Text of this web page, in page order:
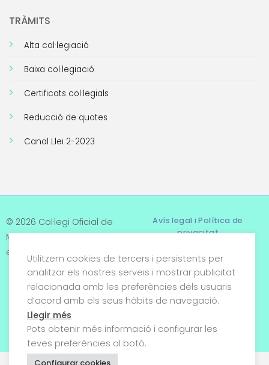
TRÀMITS
Alta col·legiació
Baixa col·legiació
Certificats col·legials
Reducció de quotes
Canal Llei 2-2023
© 2026 Col·legi Oficial de
Metges de Tarragona. Tots
els drets reservats
Avís legal i Política de
privacitat
Termes i condicions
Política de cookies
Utilitzem cookies de tercers i persistents per
analitzar els nostres serveis i mostrar publicitat
relacionada amb les preferències dels usuaris
d’acord amb els seus hàbits de navegació.
Llegir més
Pots obtenir més informació i configurar les
teves preferències al botó.